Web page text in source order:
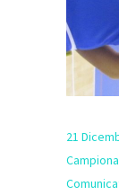
21